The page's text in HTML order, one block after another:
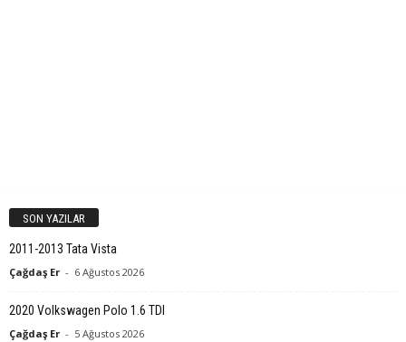
SON YAZILAR
2011-2013 Tata Vista
Çağdaş Er - 6 Ağustos 2026
2020 Volkswagen Polo 1.6 TDI
Çağdaş Er - 5 Ağustos 2026